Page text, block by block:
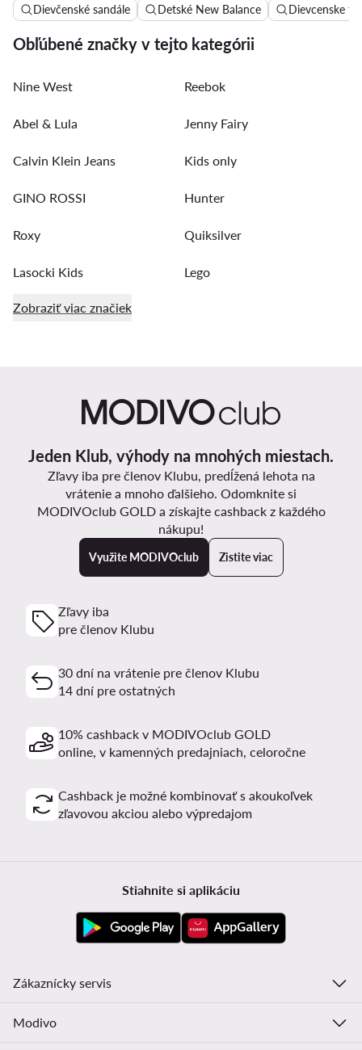
Dievčenské sandále Detské New Balance Dievcenske
Obľúbené značky v tejto kategórii
Nine West Reebok
Abel & Lula Jenny Fairy
Calvin Klein Jeans Kids only
GINO ROSSI Hunter
Roxy Quiksilver
Lasocki Kids Lego
Zobraziť viac značiek
Jeden Klub, výhody na mnohých miestach.
Zľavy iba pre členov Klubu, predĺžená lehota na
vrátenie a mnoho ďalšieho. Odomknite si
MODIVOclub GOLD a získajte cashback z každého
nákupu!
Využite MODIVOclub Zistite viac
Zľavy iba
pre členov Klubu
30 dní na vrátenie pre členov Klubu
14 dní pre ostatných
10% cashback v MODIVOclub GOLD
online, v kamenných predajniach, celoročne
Cashback je možné kombinovať s akoukoľvek
zľavovou akciou alebo výpredajom
Stiahnite si aplikáciu
Zákaznícky servis
Modivo